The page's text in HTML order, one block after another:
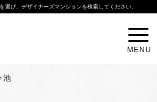
選び、デザイナーズマンションを検索してください。
MENU
池